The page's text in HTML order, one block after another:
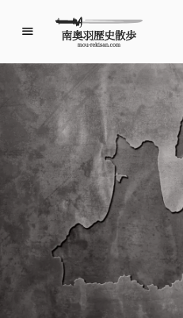
奥
羽
歴
史
散
歩
名所旧跡と館めぐり